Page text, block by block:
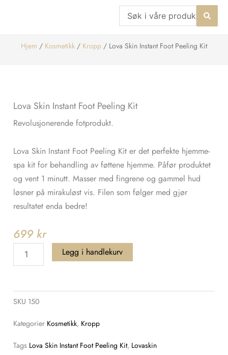
innholdet
Search
...
Hjem / Kosmetikk / Kropp / Lova Skin Instant Foot Peeling Kit
Lova Skin Instant Foot Peeling Kit
Revolusjonerende fotprodukt.
Lova Skin Instant Foot Peeling Kit er det perfekte hjemme-
spa kit for behandling av føttene hjemme. Påfør produktet
og vent 1 minutt. Masser med fingrene og gammel hud
løsner på mirakuløst vis. Filen som følger med gjør
resultatet enda bedre!
699 kr
Lova
Skin
Foot
Peeling
Legg i handlekurv
SKU 150
Kategorier Kosmetikk, Kropp
Tags Lova Skin Instant Foot Peeling Kit, Lovaskin